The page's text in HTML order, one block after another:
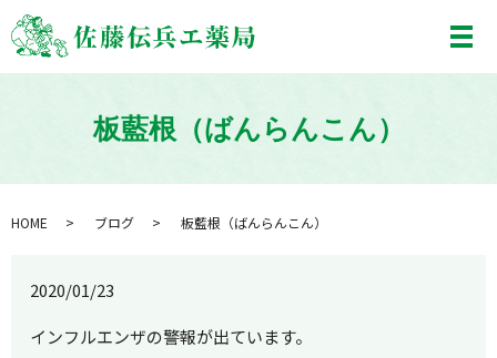
メ
板藍根（ばんらんこん）
HOME ブログ 板藍根（ばんらんこん）
2020/01/23
インフルエンザの警報が出ています。